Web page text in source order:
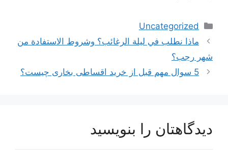
دسته‌ها
Uncategorized
ماذا نطلب في ليلة الرغائب؟ وشروط الاستفادة من
شهر رجب؟
5 سوال مهم قبل از خرید اقساطی بخاری چیست؟
دیدگاهتان را بنویسید